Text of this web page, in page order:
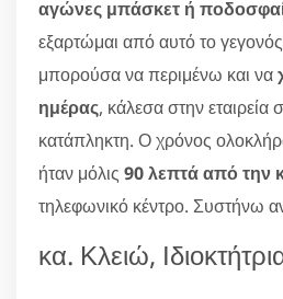
αγώνες μπάσκετ ή
εξαρτώμαι από αυτό το
μπορούσα να περιμένω και να
ημέρας, κάλεσα στην εταιρεία
κατάπληκτη. Ο χρόνος
ήταν μόλις 90 λεπτά από την
τηλεφωνικό κέντρο. Συστήνω
κα. Κλειώ,